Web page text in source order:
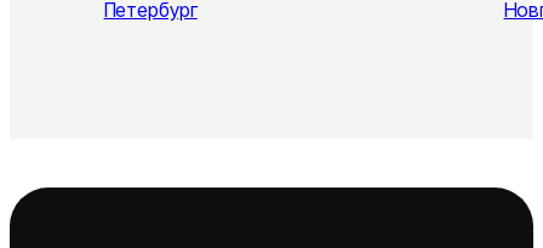
Петербург